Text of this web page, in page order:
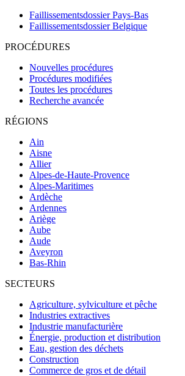
Faillissementsdossier Pays-Bas
Faillissementsdossier Belgique
PROCÉDURES
Nouvelles procédures
Procédures modifiées
Toutes les procédures
Recherche avancée
RÉGIONS
Ain
Aisne
Allier
Alpes-de-Haute-Provence
Alpes-Maritimes
Ardèche
Ardennes
Ariège
Aube
Aude
Aveyron
Bas-Rhin
SECTEURS
Agriculture, sylviculture et pêche
Industries extractives
Industrie manufacturière
Énergie, production et distribution
Eau, gestion des déchets
Construction
Commerce de gros et de détail